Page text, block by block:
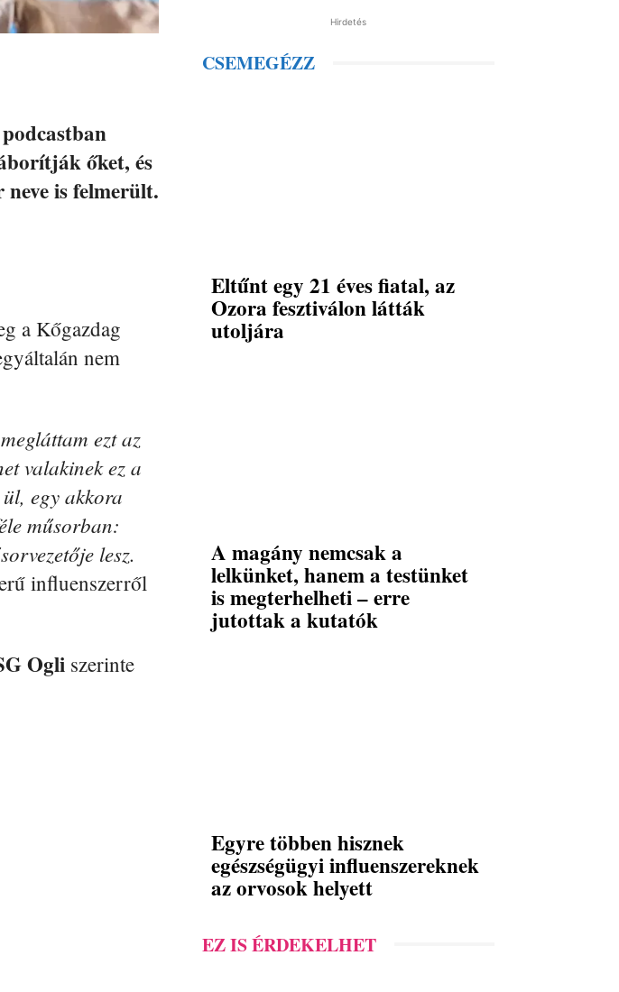
őket, és
is felmerült.
a Kőgazdag
nem
ezt az
valakinek ez a
egy akkora
műsorban:
lesz.
influenszerről
Ogli szerinte
Hirdetés
CSEMEGÉZZ
Eltűnt egy 21 éves fiatal, az
Ozora fesztiválon látták
utoljára
A magány nemcsak a
lelkünket, hanem a testünket
is megterhelheti – erre
jutottak a kutatók
Egyre többen hisznek
egészségügyi influenszereknek
az orvosok helyett
EZ IS ÉRDEKELHET